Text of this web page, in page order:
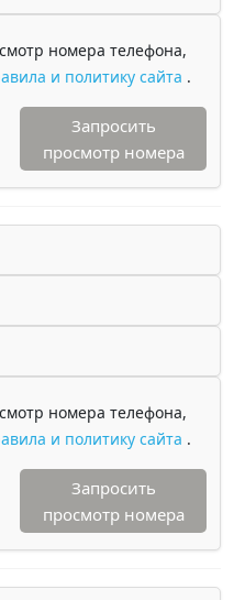
номера телефона,
и политику сайта .
Запросить
просмотр номера
номера телефона,
и политику сайта .
Запросить
просмотр номера